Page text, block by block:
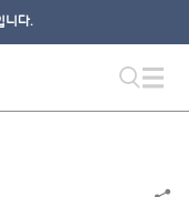
니다.